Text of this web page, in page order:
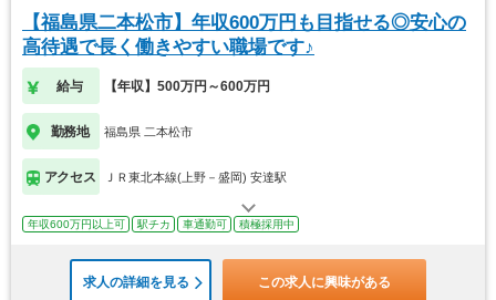
【福島県二本松市】年収600万円も目指せる◎安心の
高待遇で長く働きやすい職場です♪
給与 【年収】500万円～600万円
勤務地 福島県 二本松市
アクセス ＪＲ東北本線(上野－盛岡) 安達駅
年収600万円以上可 駅チカ 車通勤可 積極採用中
求人の詳細を見る この求人に興味がある